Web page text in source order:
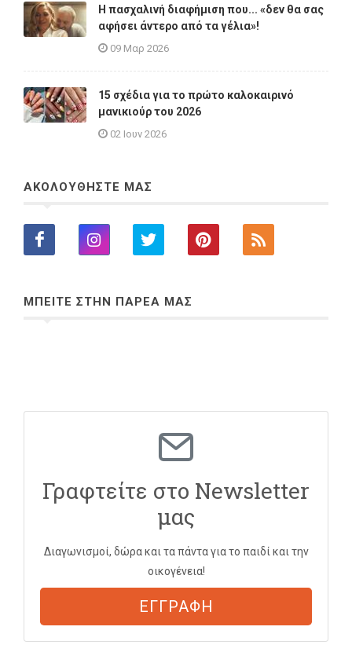
Η πασχαλινή διαφήμιση που... «δεν θα σας
αφήσει άντερο από τα γέλια»!
09 Μαρ 2026
15 σχέδια για το πρώτο καλοκαιρινό
μανικιούρ του 2026
02 Ιουν 2026
ΑΚΟΛΟΥΘΗΣΤΕ ΜΑΣ
ΜΠΕΙΤΕ ΣΤΗΝ ΠΑΡΕΑ ΜΑΣ
Γραφτείτε στο Newsletter
μας
Διαγωνισμοί, δώρα και τα πάντα για το παιδί και την
οικογένεια!
ΕΓΓΡΑΦΗ